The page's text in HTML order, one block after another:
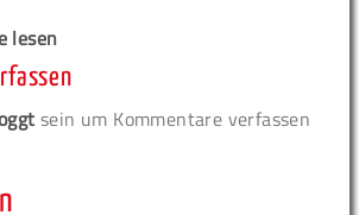
lesen
sein um Kommentare verfassen